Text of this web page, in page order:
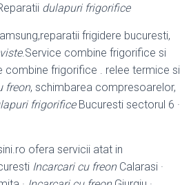
dulapuri frigorifice
frigidere bucuresti,
.Service combine frigorifice si
combine frigorifice . relee termice si
freon, schimbarea compresoarelor,
frigorificeBucuresti sectorul 6 ·
ofera servicii atat in
Incarcari cu freonCalarasi ·